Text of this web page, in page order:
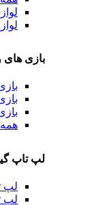
بازی های
همه
لپ تاپ
لپ
لپ